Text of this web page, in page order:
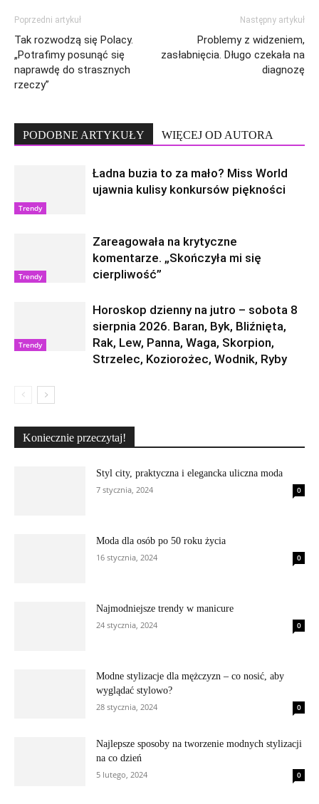
Poprzedni artykuł
Tak rozwodzą się Polacy.
„Potrafimy posunąć się
naprawdę do strasznych
rzeczy”
Następny artykuł
Problemy z widzeniem,
zasłabnięcia. Długo czekała na
diagnozę
PODOBNE ARTYKUŁY WIĘCEJ OD AUTORA
Trendy
Ładna buzia to za mało? Miss World
ujawnia kulisy konkursów piękności
Trendy
Zareagowała na krytyczne
komentarze. „Skończyła mi się
cierpliwość”
Trendy
Horoskop dzienny na jutro – sobota 8
sierpnia 2026. Baran, Byk, Bliźnięta,
Rak, Lew, Panna, Waga, Skorpion,
Strzelec, Koziorożec, Wodnik, Ryby
Koniecznie przeczytaj!
Styl city, praktyczna i elegancka uliczna moda
7 stycznia, 2024
0
Moda dla osób po 50 roku życia
16 stycznia, 2024
0
Najmodniejsze trendy w manicure
24 stycznia, 2024
0
Modne stylizacje dla mężczyzn – co nosić, aby
wyglądać stylowo?
28 stycznia, 2024
0
Najlepsze sposoby na tworzenie modnych stylizacji
na co dzień
5 lutego, 2024
0